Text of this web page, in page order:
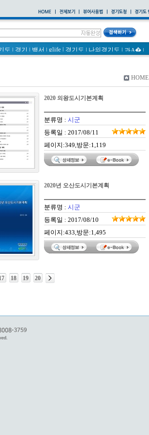
도 | 경기 | 백서 | glife | 경기도 | 나의경기도 | 과A� |
공동주택 품질점검 사례집|통계연보|
알기|공동주택 |
및 이용에 관한 법률_질의 회신 사례집
호|2020| 다문화가족 소식지
HOME
2020 의왕도시기본계획
분류명 : 시군
등록일 : 2017/08/11
페이지:349,방문:1,119
2020년 오산도시기본계획
분류명 : 시군
등록일 : 2017/08/10
페이지:433,방문:1,495
18 19 20